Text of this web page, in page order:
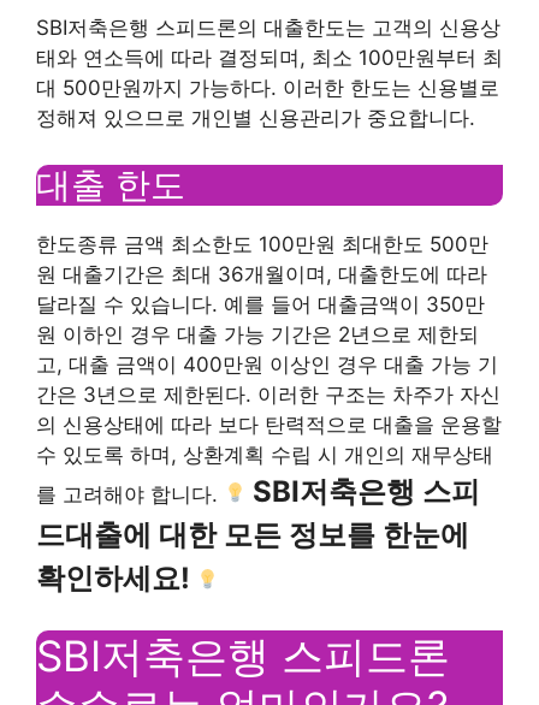
SBI저축은행 스피드론의 대출한도는 고객의 신용상
태와 연소득에 따라 결정되며, 최소 100만원부터 최
대 500만원까지 가능하다. 이러한 한도는 신용별로
정해져 있으므로 개인별 신용관리가 중요합니다.
대출 한도
한도종류 금액 최소한도 100만원 최대한도 500만
원 대출기간은 최대 36개월이며, 대출한도에 따라
달라질 수 있습니다. 예를 들어 대출금액이 350만
원 이하인 경우 대출 가능 기간은 2년으로 제한되
고, 대출 금액이 400만원 이상인 경우 대출 가능 기
간은 3년으로 제한된다. 이러한 구조는 차주가 자신
의 신용상태에 따라 보다 탄력적으로 대출을 운용할
수 있도록 하며, 상환계획 수립 시 개인의 재무상태
를 고려해야 합니다.
SBI저축은행 스피
드대출에 대한 모든 정보를 한눈에
확인하세요!
SBI저축은행 스피드론